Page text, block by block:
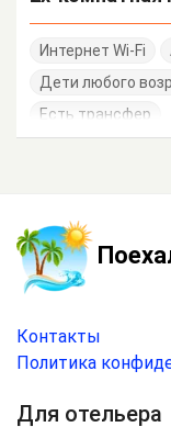
Интернет Wi-Fi
Дети любого
Есть трансфер
Контакты
Политика
Для отельера